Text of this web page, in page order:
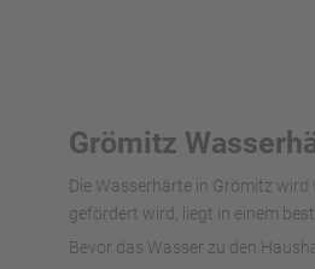
Grömitz
Die Wasserhärte in Grömitz
gefördert wird, liegt in einem
Bevor das Wasser zu den